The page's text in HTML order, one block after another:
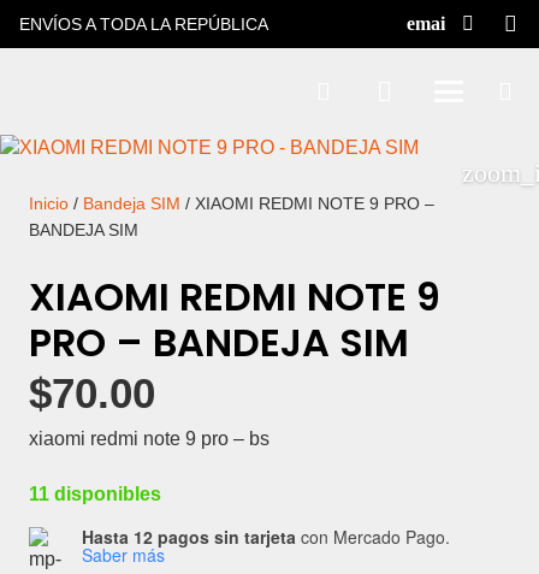
ENVÍOS A TODA LA REPÚBLICA
Inicio / Bandeja SIM / XIAOMI REDMI NOTE 9 PRO –
BANDEJA SIM
XIAOMI REDMI NOTE 9
PRO – BANDEJA SIM
$70.00
xiaomi redmi note 9 pro – bs
11 disponibles
Hasta 12 pagos sin tarjeta con Mercado Pago.
Saber más